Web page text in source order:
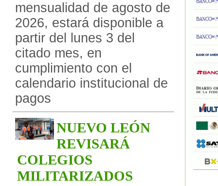
mensualidad de agosto de
2026, estará disponible a
partir del lunes 3 del
citado mes, en
cumplimiento con el
calendario institucional de
pagos
NUEVO LEÓN
REVISARÁ
COLEGIOS
MILITARIZADOS